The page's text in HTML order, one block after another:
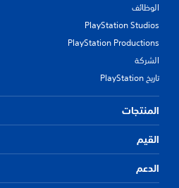
الوظائف
PlayStation Studios
PlayStation Productions
الشركة
تاريخ PlayStation
المنتجات
القيم
الدعم